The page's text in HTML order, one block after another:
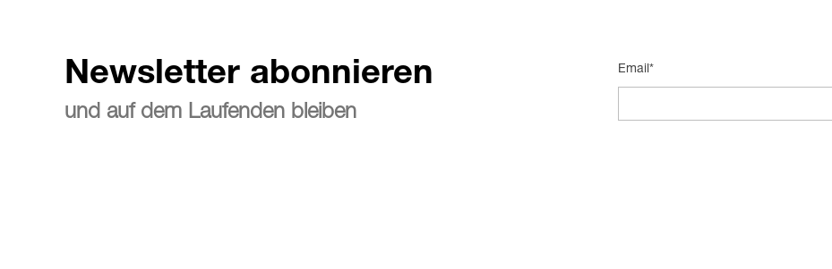
Newsletter abonnieren
und auf dem Laufenden bleiben
Email*